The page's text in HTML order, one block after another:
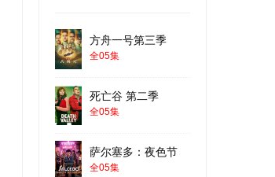
方舟一号第三季
全05集
死亡谷 第二季
全05集
萨尔塞多：夜色节
全05集